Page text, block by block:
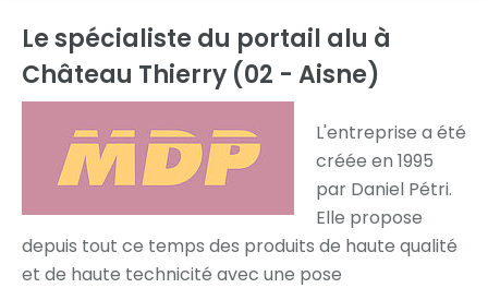
Le spécialiste du portail alu à
Château Thierry (02 - Aisne)
L'entreprise a été
créée en 1995
par Daniel Pétri.
Elle propose
depuis tout ce temps des produits de haute qualité
et de haute technicité avec une pose